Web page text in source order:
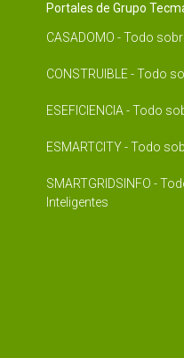
Portales de Grupo
CASADOMO - Todo
CONSTRUIBLE - Todo
ESEFICIENCIA - Todo
ESMARTCITY - Todo
SMARTGRIDSINFO -
Inteligentes